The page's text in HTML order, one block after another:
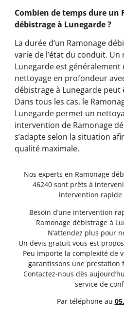
Combien de temps dure un
débistrage à Lunegarde ?
La durée d’un Ramonage
varie de l’état du conduit. Un
Lunegarde est
nettoyage en profondeur
débistrage à Lunegarde peut
Dans tous les cas, le
Lunegarde permet un
intervention de Ramonage
s’adapte selon la situation
qualité maximale.
Nos experts en Ramonage
46240 sont prêts à
intervention rapide
Besoin d’une intervention
Ramonage débistrage à
N’attendez plus pour
Un devis gratuit vous est
Peu importe la complexité de
garantissons une prestation
Contactez-nous dès
service de
Par téléphone au